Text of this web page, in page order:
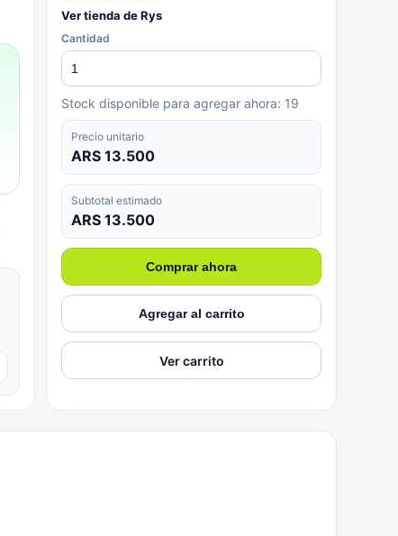
Ver tienda deRys
Cantidad
Stock disponible para agregar ahora: 19
Precio unitario
ARS 13.500
Subtotal estimado
ARS 13.500
Comprar ahora
Agregar al carrito
Ver carrito